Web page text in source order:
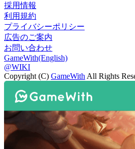
採用情報
利用規約
プライバシーポリシー
広告のご案内
お問い合わせ
GameWith(English)
@WIKI
Copyright (C) GameWithAll Rights